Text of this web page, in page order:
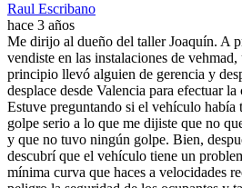
Raul Escribano
hace 3 años
Me dirijo al dueño del taller Joaquín. A
vendiste en las instalaciones de
principio llevó alguien de gerencia y
desplace desde Valencia para efectuar
Estuve preguntando si el vehículo había
golpe serio a lo que me dijiste que no
y que no tuvo ningún golpe. Bien,
descubrí que el vehículo tiene un
mínima curva que haces a velocidades